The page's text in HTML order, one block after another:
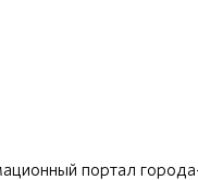
портал